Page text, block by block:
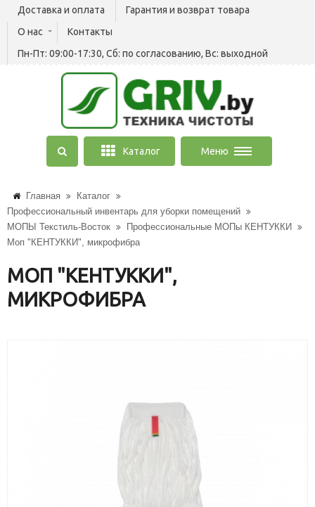
Доставка и оплата
Гарантия и возврат товара
О нас
Контакты
Пн-Пт: 09:00-17:30, Сб: по согласованию, Вс: выходной
Каталог Меню
Главная
Каталог
Профессиональный инвентарь для уборки помещений
МОПЫ Текстиль-Восток
Профессиональные МОПы КЕНТУККИ
Моп "КЕНТУККИ", микрофибра
МОП "КЕНТУККИ",
МИКРОФИБРА